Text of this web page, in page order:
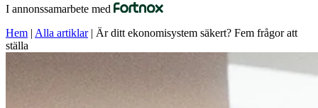
I annonssamarbete med
Hem | Alla artiklar| Är ditt ekonomisystem säkert? Fem frågor att
ställa